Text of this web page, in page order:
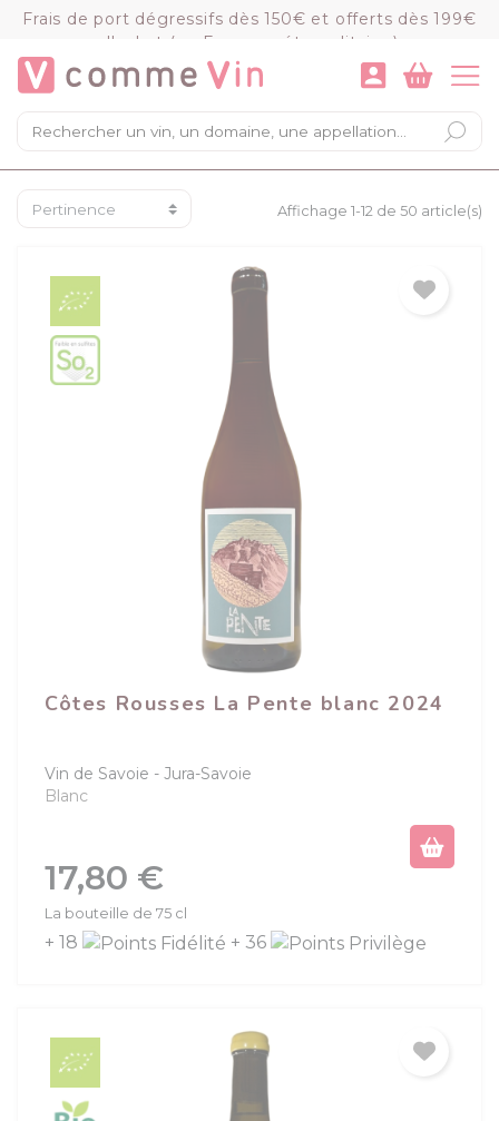
Frais de port dégressifs dès 150€ et offerts dès 199€
d'achat (en France métropolitaine)
×
Mon panier
Chargement du panier...
VOIR LE PANIER COMMANDER
Affichage 1-12 de 50 article(s)
Côtes Rousses La Pente blanc 2024
Vin de Savoie
Jura-Savoie
Blanc
Prix
17,80 €
La bouteille de 75 cl
+ 18 + 36
Panneau de gestion des cookies